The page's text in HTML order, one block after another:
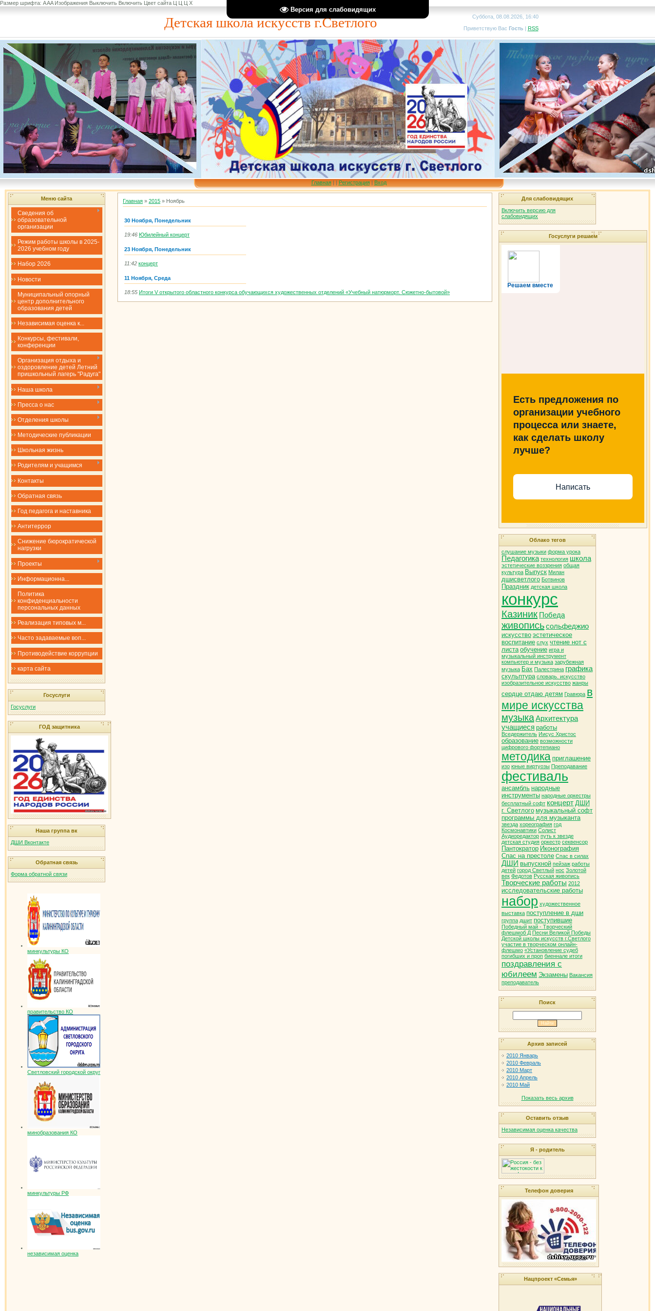
Версия для слабовидящих
Размер шрифта: AAAИзображения Выключить Включить Цвет сайта Ц Ц Ц Х
Детская школа искусств г.Светлого
Суббота, 08.08.2026, 16:40
Приветствую Вас Гость| RSS
Главная| | Регистрация| Вход
Меню сайта
Сведения об
образовательной
организации
Режим работы школы в 2025-
2026 учебном году
Набор 2026
Новости
Муниципальный опорный
центр дополнительного
образования детей
Независимая оценка к...
Конкурсы, фестивали,
конференции
Организация отдыха и
оздоровление детей Летний
пришкольный лагерь "Радуга"
Наша школа
Пресса о нас
Отделения школы
Методические публикации
Школьная жизнь
Родителям и учащимся
Контакты
Обратная связь
Год педагога и наставника
Антитеррор
Снижение бюрократической
нагрузки
Проекты
​​​​​​​Информационна...
Политика
конфиденциальности
персональных данных
Реализация типовых м...
Часто задаваемые воп...
Противодействие коррупции
карта сайта
Госуслуги
Госуслуги
ГОД защитника
Наша группа вк
ДШИ Вконтакте
Обратная связь
Форма обратной связи
минкультуры КО
правительство КО
Светловский городской округ
минобразования КО
минкультуры РФ
независимая оценка
Главная » 2015 » Ноябрь
30 Ноября, Понедельник
19:46 Юбилейный концерт
23 Ноября, Понедельник
11:42 концерт
11 Ноября, Среда
18:55 Итоги V открытого областного конкурса обучающихся художественных отделений «Учебный натюрморт. Сюжетно-бытовой»
Для слабовидящих
Включить версию для
слабовидящих
Госуслуги решаем
Решаем вместе
Есть предложения по
организации учебного
процесса или знаете,
как сделать школу
лучше?
Написать
Облако тегов
слушание музыки форма урока
Педагогика технология школа
эстетические воззрения общая
культура Выпуск Милан
дшисветлого Ботвинов
Праздник детская школа
конкурс
Казиник Победа
живописьсольфеджио
искусство эстетическое
воспитание слух чтение нот с
листа обучение игра и
музыкальный инструмент
компьютер и музыка зарубежная
музыка Бах Палестрина графика
скульптура словарь. искусство
изобразительное искусство жанры
сердце отдаю детям Гравюра в
мире искусства
музыкаАрхитектура
учащиеся работы
Вседержитель Иисус Христос
образование возможности
цифрового фортепиано
методика приглашение
изо юные виртуозы Преподавание
фестиваль
ансамбль народные
инструменты народные оркестры
бесплатный софт концерт ДШИ
г. Светлого музыкальный софт
программы для музыканта
звезда хореография год
Космонавтики Солист
Аудиоредактор путь к звезде
детская студия оркестр секвенсор
Пантократор Иконография
Спас на престоле Спас в силах
ДШИ выпускной пейзаж работы
детей город Светлый нос Золотой
век Федотов Русская живопись
Творческие работы 2012
исследовательские работы
набор художественное
выставка поступление в дши
группа дшит поступившие
Победный май - Творческий
флешмоб Д Песни Великой Победы
Детской школы искусств г.Светлого
участие в творческом онлайн-
флешмо «Установление судеб
погибших и проп биеннале итоги
поздравления с
юбилеем Экзамены Вакансия
преподаватель
Поиск
Архив записей
2010 Январь
2010 Февраль
2010 Март
2010 Апрель
2010 Май
Показать весь архив
Оставить отзыв
Независимая оценка качества
Я - родитель
Телефон доверия
Нацпроект «Семья»